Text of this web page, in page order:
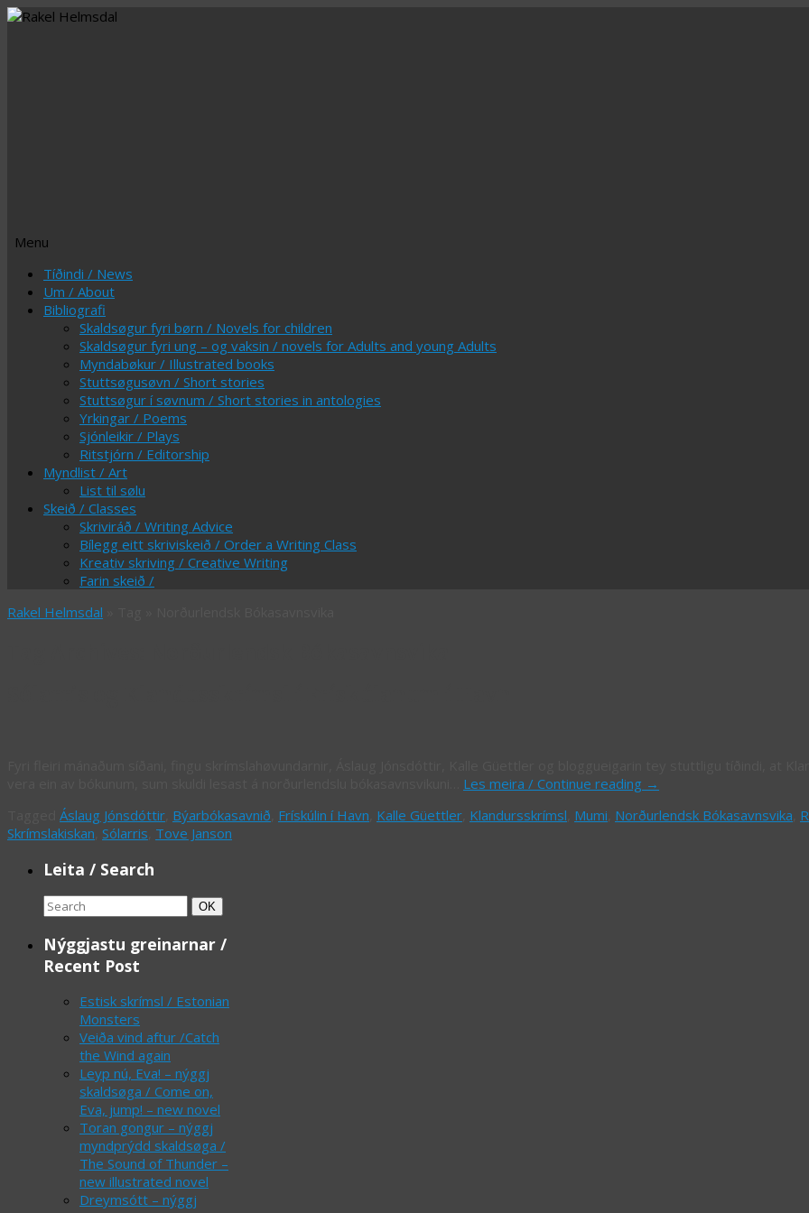
Menu
Skip
content
Tíðindi / News
Um / About
Bibliografi
Skaldsøgur fyri børn / Novels for children
Skaldsøgur fyri ung – og vaksin / novels for Adults and young Adults
Myndabøkur / Illustrated books
Stuttsøgusøvn / Short stories
Stuttsøgur í søvnum / Short stories in antologies
Yrkingar / Poems
Sjónleikir / Plays
Ritstjórn / Editorship
Myndlist / Art
List til sølu
Skeið / Classes
Skriviráð / Writing Advice
Bílegg eitt skriviskeið / Order a Writing Class
Kreativ skriving / Creative Writing
Farin skeið /
Rakel Helmsdal
Les meira / Continue reading →
Áslaug Jónsdóttir Býarbókasavnið Frískúlin í Havn Kalle Güettler Klandursskrímsl Mumi Norðurlendsk Bókasavnsvika
Skrímslakiskan Sólarris Tove Janson
Leita / Search
Search
for:
Search
OK
Nýggjastu greinarnar /
Recent Post
Estisk skrímsl / Estonian
Monsters
Veiða vind aftur /Catch
the Wind again
Leyp nú, Eva! – nýggj
skaldsøga / Come on,
Eva, jump! – new novel
Toran gongur – nýggj
myndprýdd skaldsøga /
The Sound of Thunder –
new illustrated novel
Dreymsótt – nýggj